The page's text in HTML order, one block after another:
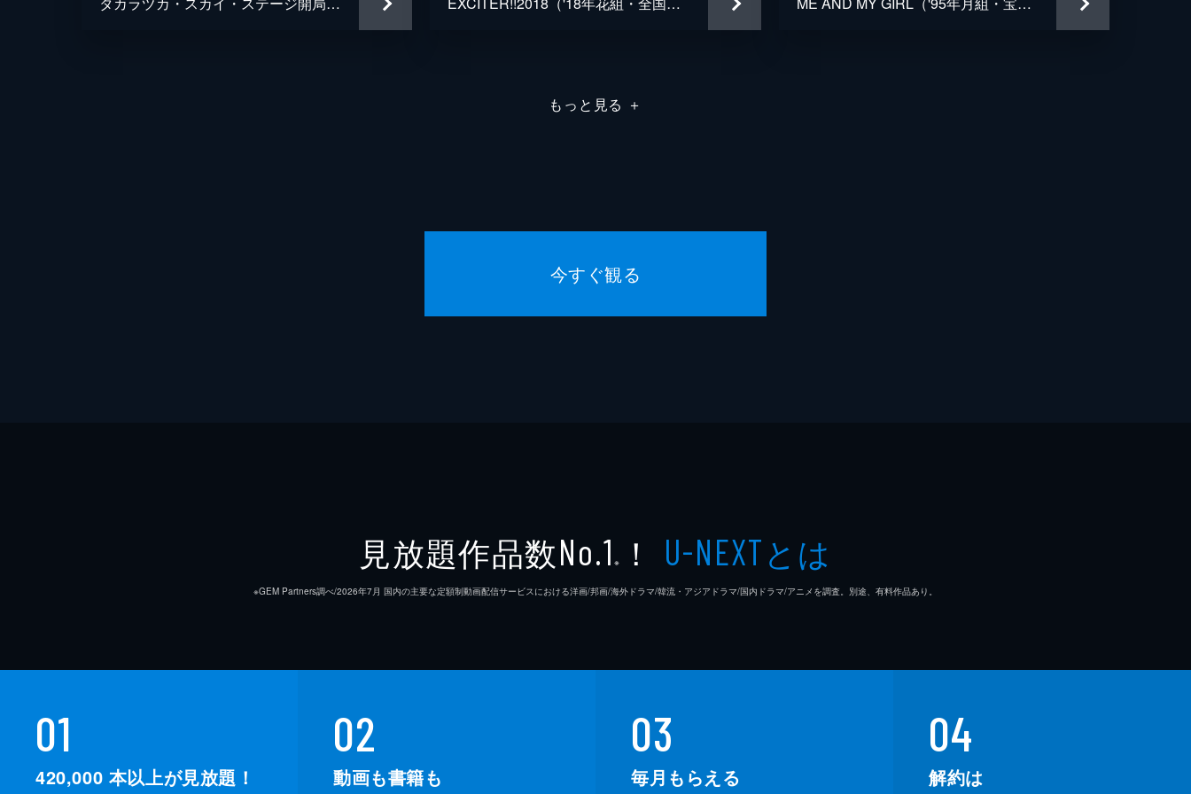
もっと見る ＋
今すぐ観る
見放題作品数No.1 ※ ！ U-NEXTとは
※GEM Partners調べ/2026年7⽉ 国内の主要な定額制動画配信サービスにおける洋画/邦画/海外ドラマ/韓流・アジアドラマ/国内ドラマ/アニメを調査。別途、有料作品あり。
01
420,000 本以上が見放題！
02
動画も書籍も
03
毎月もらえる
04
解約は